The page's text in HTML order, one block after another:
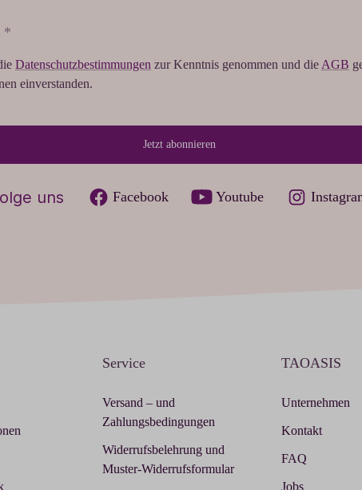
*
Datenschutzbestimmungen zur Kenntnis genommen und die AGB
einverstanden.
Jetzt abonnieren
uns Facebook Youtube
Service
Versand – und
Zahlungsbedingungen
Widerrufsbelehrung und
Muster-Widerrufsformular
TAOASIS
Unternehmen
Kontakt
FAQ
Jobs